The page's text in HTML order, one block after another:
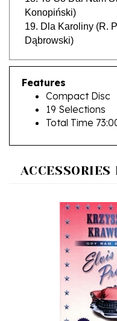
19. Dla Karoliny (R.
Dąbrowski)
Features
Compact Disc
19 Selections
Total Time 73:00